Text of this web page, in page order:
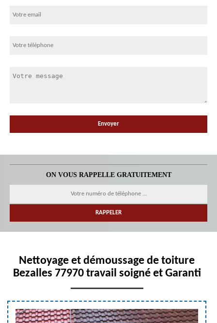
ON VOUS RAPPELLE GRATUITEMENT
Nettoyage et démoussage de toiture
Bezalles 77970 travail soigné et Garanti